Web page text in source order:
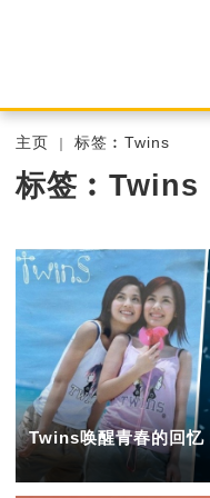
主页 标签︰Twins
标签︰Twins
Twins唤醒青春的回忆